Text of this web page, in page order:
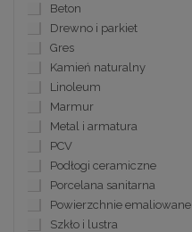
Beton
Drewno i parkiet
Gres
Kamień naturalny
Linoleum
Marmur
Metal i armatura
PCV
Podłogi ceramiczne
Porcelana sanitarna
Powierzchnie emaliowane
Szkło i lustra